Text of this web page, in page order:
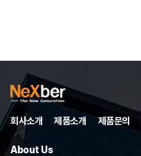
회사소개 제품소개 제품문의
About Us